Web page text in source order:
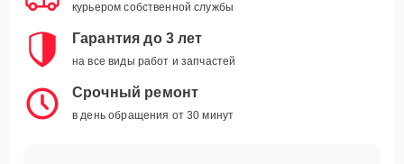
курьером собственной службы
Гарантия до 3 лет
на все виды работ и запчастей
Срочный ремонт
в день обращения от 30 минут